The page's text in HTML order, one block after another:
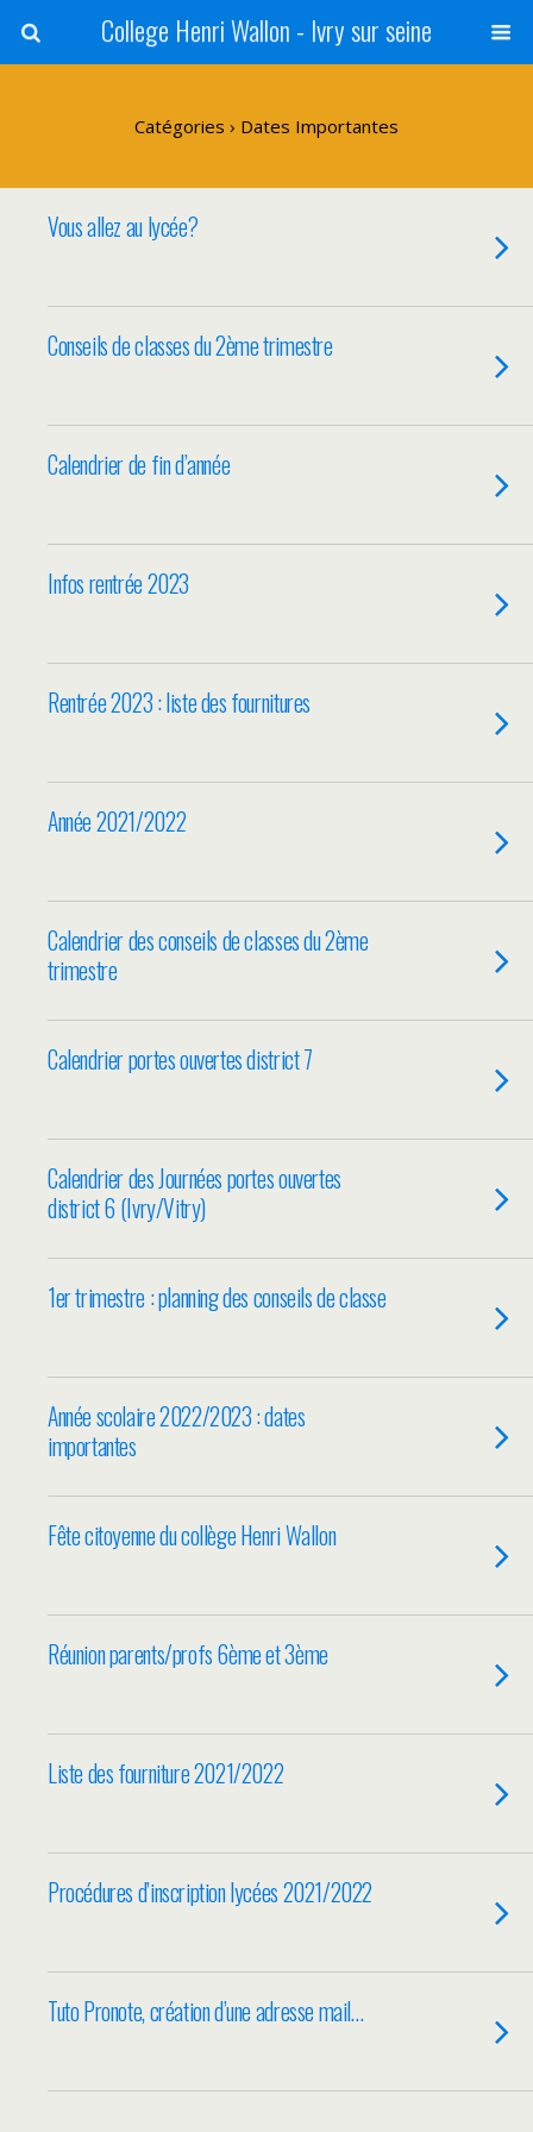
College Henri Wallon - Ivry sur seine
Catégories › Dates Importantes
Vous allez au lycée?
Conseils de classes du 2ème trimestre
Calendrier de fin d’année
Infos rentrée 2023
Rentrée 2023 : liste des fournitures
Année 2021/2022
Calendrier des conseils de classes du 2ème
trimestre
Calendrier portes ouvertes district 7
Calendrier des Journées portes ouvertes
district 6 (Ivry/Vitry)
1er trimestre : planning des conseils de classe
Année scolaire 2022/2023 : dates
importantes
Fête citoyenne du collège Henri Wallon
Réunion parents/profs 6ème et 3ème
Liste des fourniture 2021/2022
Procédures d’inscription lycées 2021/2022
Tuto Pronote, création d’une adresse mail…